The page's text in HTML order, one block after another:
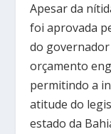
Apesar da
foi aprovada
do
orçamento
permitindo a
atitude do
estado da